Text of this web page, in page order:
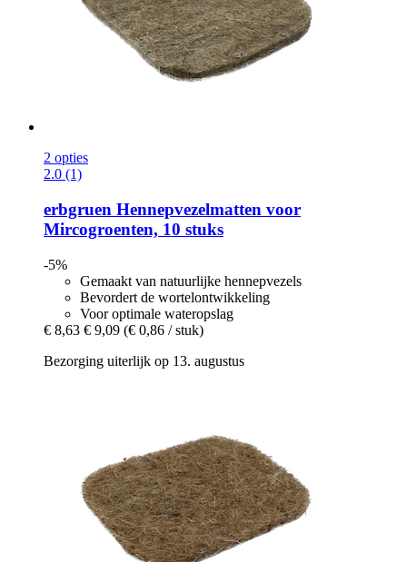
2 opties
2.0 (1)
erbgruen Hennepvezelmatten voor
Mircogroenten, 10 stuks
-5%
Gemaakt van natuurlijke hennepvezels
Bevordert de wortelontwikkeling
Voor optimale wateropslag
€ 8,63 € 9,09 (€ 0,86 / stuk)
Bezorging uiterlijk op 13. augustus